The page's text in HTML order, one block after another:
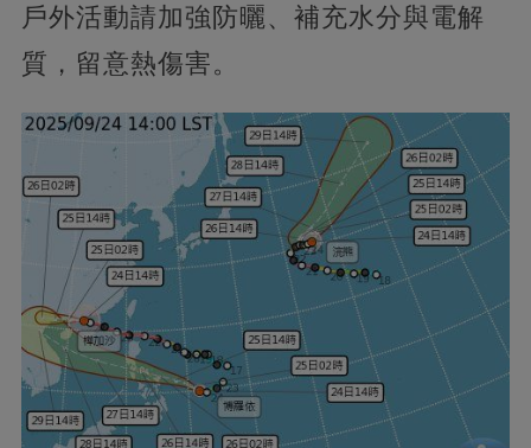
戶外活動請加強防曬、補充水分與電解
質，留意熱傷害。